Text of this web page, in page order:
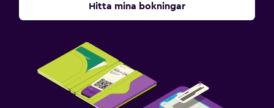
Hitta mina bokningar